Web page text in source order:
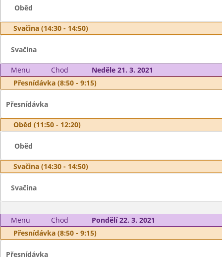
Oběd
Svačina (14:30 - 14:50)
Svačina
Menu Chod
Neděle 21. 3. 2021
Přesnídávka (8:50 - 9:15)
Přesnídávka
Oběd (11:50 - 12:20)
Oběd
Svačina (14:30 - 14:50)
Svačina
Menu Chod
Pondělí 22. 3. 2021
Přesnídávka (8:50 - 9:15)
Přesnídávka